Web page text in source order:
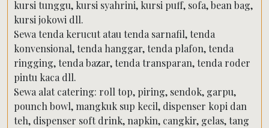
kursi tunggu, kursi syahrini, kursi puff, sofa, bean bag,
kursi jokowi dll.
Sewa tenda kerucut atau tenda sarnafil, tenda
konvensional, tenda hanggar, tenda plafon, tenda
ringging, tenda bazar, tenda transparan, tenda roder
pintu kaca dll.
Sewa alat catering: roll top, piring, sendok, garpu,
pounch bowl, mangkuk sup kecil, dispenser kopi dan
teh, dispenser soft drink, napkin, cangkir, gelas, tang